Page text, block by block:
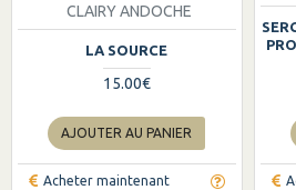
CLAIRY ANDOCHE
LA SOURCE
15.00€
AJOUTER AU PANIER
Acheter maintenant